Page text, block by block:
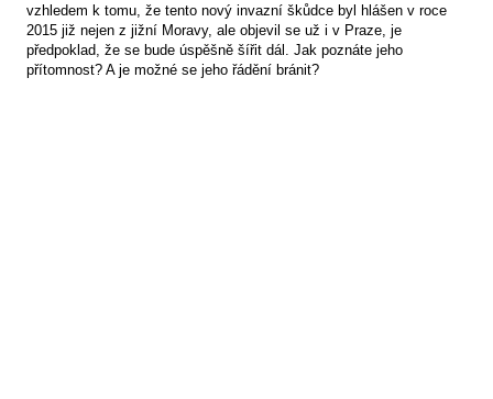
vzhledem k tomu, že tento nový invazní škůdce byl hlášen v roce
2015 již nejen z jižní Moravy, ale objevil se už i v Praze, je
předpoklad, že se bude úspěšně šířit dál. Jak poznáte jeho
přítomnost? A je možné se jeho řádění bránit?